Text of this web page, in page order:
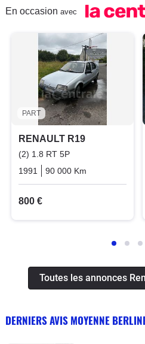
En occasion avec
PART
RENAULT R19
(2) 1.8 RT 5P
1991
90 000 Km
800 €
Toutes les annonces
DERNIERS AVIS MOYENNE